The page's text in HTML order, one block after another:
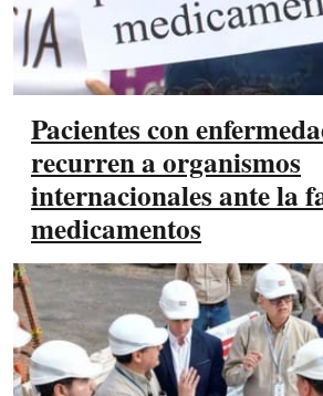
Pacientes con
recurren a organismos
internacionales ante la
medicamentos